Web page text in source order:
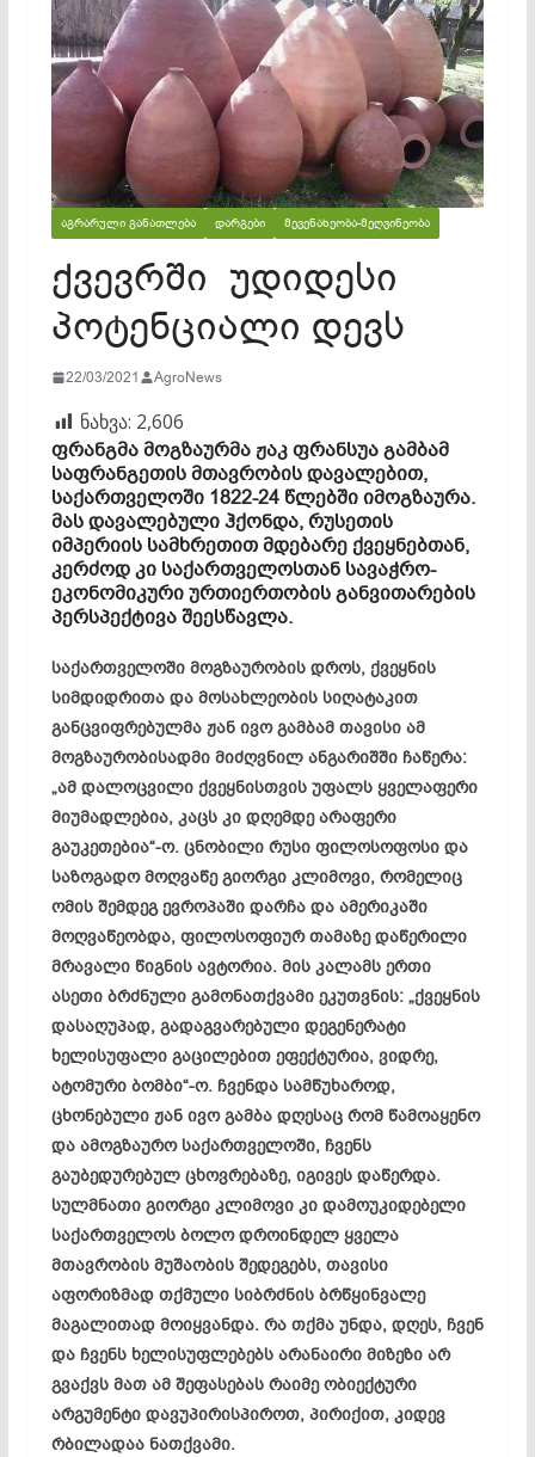
ᲐᲒᲠᲐᲠᲣᲚᲘ ᲒᲐᲜᲐᲗᲚᲔᲑᲐ ᲓᲐᲠᲒᲔᲑᲘ ᲛᲔᲕᲔᲜᲐᲮᲔᲝᲑᲐ-ᲛᲔᲦᲕᲘᲜᲔᲝᲑᲐ
ქვევრში უდიდესი
პოტენციალი დევს
22/03/2021 AgroNews
ნახვა: 2,606
ფრანგმა მოგზაურმა ჟაკ ფრანსუა გამბამ
საფრანგეთის მთავრობის დავალებით,
საქართველოში 1822-24 წლებში იმოგზაურა.
მას დავალებული ჰქონდა, რუსეთის
იმპერიის სამხრეთით მდებარე ქვეყნებთან,
კერძოდ კი საქართველოსთან სავაჭრო-
ეკონომიკური ურთიერთობის განვითარების
პერსპექტივა შეესწავლა.
საქართველოში მოგზაურობის დროს, ქვეყნის
სიმდიდრითა და მოსახლეობის სიღატაკით
განცვიფრებულმა ჟან ივო გამბამ თავისი ამ
მოგზაურობისადმი მიძღვნილ ანგარიშში ჩაწერა:
„ამ დალოცვილი ქვეყნისთვის უფალს ყველაფერი
მიუმადლებია, კაცს კი დღემდე არაფერი
გაუკეთებია“-ო. ცნობილი რუსი ფილოსოფოსი და
საზოგადო მოღვაწე გიორგი კლიმოვი, რომელიც
ომის შემდეგ ევროპაში დარჩა და ამერიკაში
მოღვაწეობდა, ფილოსოფიურთამაზედაწერილი
მრავალი წიგნის ავტორია. მის კალამს ერთი
ასეთი ბრძნული გამონათქვამი ეკუთვნის: „ქვეყნის
დასაღუპად, გადაგვარებული დეგენერატი
ხელისუფალი გაცილებით ეფექტურია, ვიდრე,
ატომური ბომბი“-ო. ჩვენდა სამწუხაროდ,
ცხონებული ჟან ივოგამბადღესაც რომ წამოაყენო
და ამოგზაუროსაქართველოში, ჩვენს
გაუბედურებულ ცხოვრებაზე, იგივესდაწერდა.
სულმნათი გიორგი კლიმოვიკი დამოუკიდებელი
საქართველოს ბოლო დროინდელ ყველა
მთავრობის მუშაობის შედეგებს, თავისი
აფორიზმადთქმული სიბრძნის ბრწყინვალე
მაგალითად მოიყვანდა. რა თქმა უნდა, დღეს, ჩვენ
და ჩვენს ხელისუფლებებს არანაირი მიზეზი არ
გვაქვს მათ ამ შეფასებას რაიმე ობიექტური
არგუმენტი დავუპირისპიროთ, პირიქით, კიდევ
რბილადაანათქვამი.